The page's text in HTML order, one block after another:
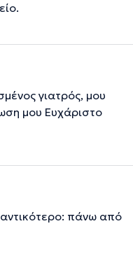
γιατρός, μου
μου Ευχάριστο
πάνω από